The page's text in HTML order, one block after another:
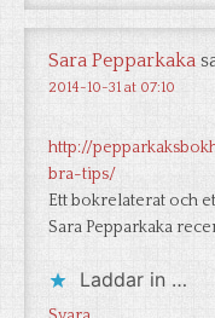
Sara Pepparkaka
2014-10-31 at 07:10
http://
bra-tips/
Ett bokrelaterat och
Sara Pepparkaka
Laddar in …